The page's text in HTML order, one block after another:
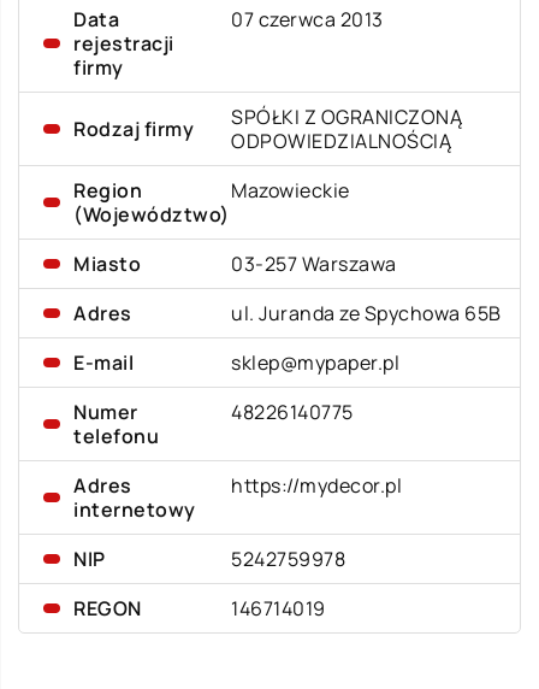
Data
rejestracji
firmy
07 czerwca 2013
Rodzaj firmy
SPÓŁKI Z OGRANICZONĄ
ODPOWIEDZIALNOŚCIĄ
Region
(Województwo)
Mazowieckie
Miasto
03-257 Warszawa
Adres
ul. Juranda ze Spychowa 65B
E-mail
sklep@mypaper.pl
Numer
telefonu
48226140775
Adres
internetowy
https://mydecor.pl
NIP
5242759978
REGON
146714019